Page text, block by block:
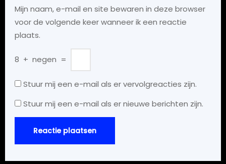
Mijn naam, e-mail en site bewaren in deze browser
voor de volgende keer wanneer ik een reactie
plaats.
8 + negen =
Stuur mij een e-mail als er vervolgreacties zijn.
Stuur mij een e-mail als er nieuwe berichten zijn.